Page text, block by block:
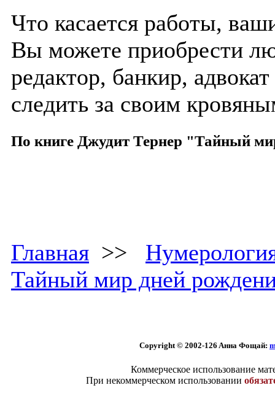
Что касается работы,
Вы можете приобрести
редактор, банкир,
следить за своим
По книге Джудит Тернер "Тайный
Главная >>
Тайный мир дней
Copyright © 2002-126 Aннa Фoщaй:
Коммерческое использование
При некоммерческом использовании